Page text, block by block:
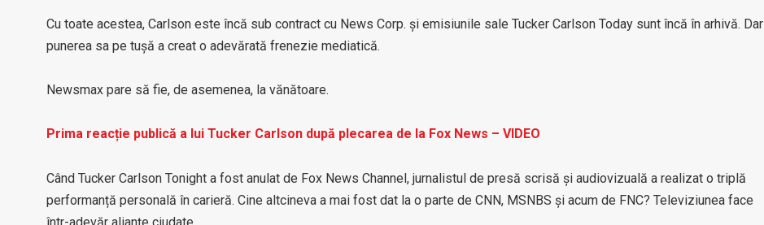
Cu toate acestea, Carlson este încă sub contract cu News Corp. și emisiunile sale Tucker Carlson Today sunt încă în arhivă. Dar
punerea sa pe tușă a creat o adevărată frenezie mediatică.
Newsmax pare să fie, de asemenea, la vănătoare.
Prima reacție publică a lui Tucker Carlson după plecarea de la Fox News – VIDEO
Când Tucker Carlson Tonight a fost anulat de Fox News Channel, jurnalistul de presă scrisă și audiovizuală a realizat o triplă
performanță personală în carieră. Cine altcineva a mai fost dat la o parte de CNN, MSNBS și acum de FNC? Televiziunea face
într-adevăr alianțe ciudate.